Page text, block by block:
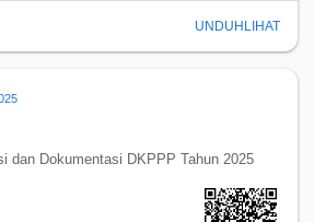
UNDUH LIHAT
dan Dokumentasi DKPPP Tahun 2025